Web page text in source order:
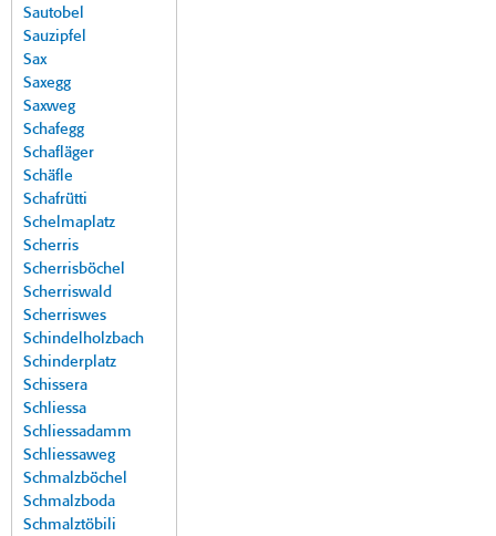
Sautobel
Sauzipfel
Sax
Saxegg
Saxweg
Schafegg
Schafläger
Schäfle
Schafrütti
Schelmaplatz
Scherris
Scherrisböchel
Scherriswald
Scherriswes
Schindelholzbach
Schinderplatz
Schissera
Schliessa
Schliessadamm
Schliessaweg
Schmalzböchel
Schmalzboda
Schmalztöbili